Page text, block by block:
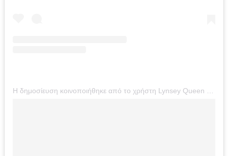
Η δημοσίευση κοινοποιήθηκε από το χρήστη Lynsey Queen Of Clean (@lynsey_queenofclean)